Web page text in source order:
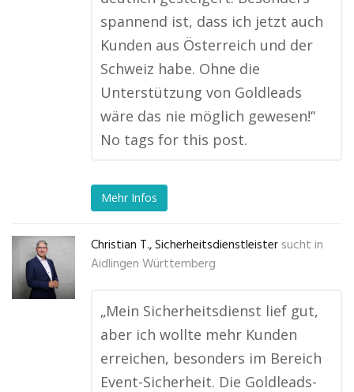
spannend ist, dass ich jetzt auch
Kunden aus Österreich und der
Schweiz habe. Ohne die
Unterstützung von Goldleads
wäre das nie möglich gewesen!“
No tags for this post.
Mehr Infos
Christian T., Sicherheitsdienstleister sucht in
Aidlingen Württemberg
„Mein Sicherheitsdienst lief gut,
aber ich wollte mehr Kunden
erreichen, besonders im Bereich
Event-Sicherheit. Die Goldleads-